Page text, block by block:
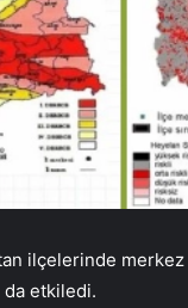
ilçelerinde
da etkiledi.